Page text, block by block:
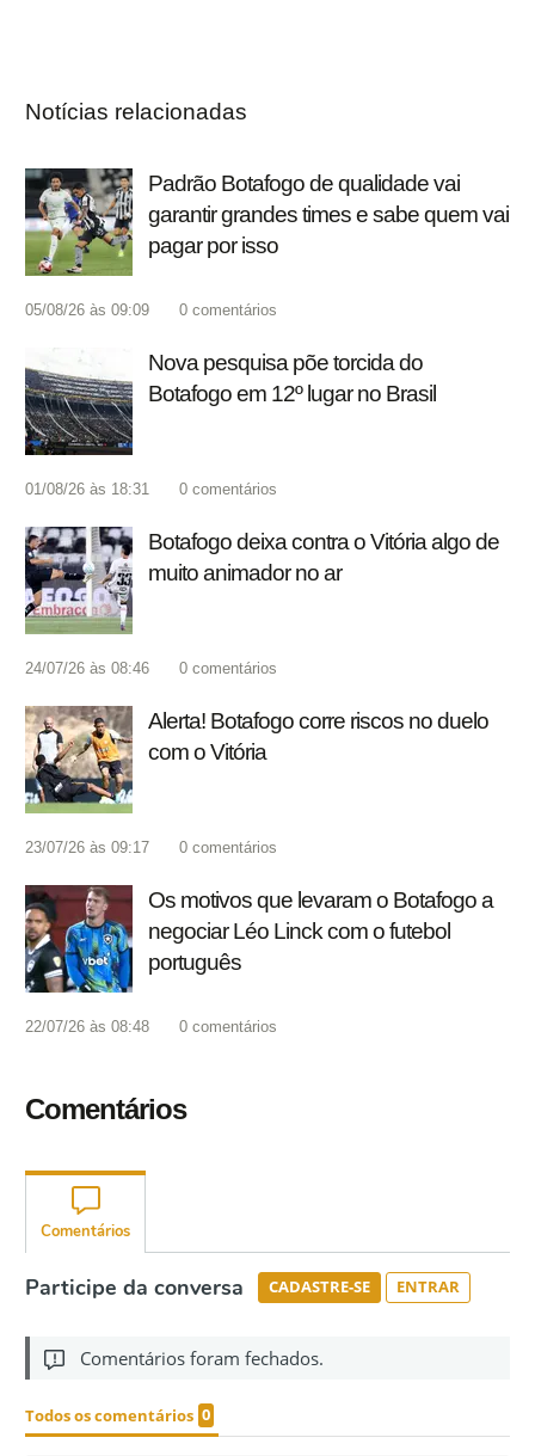
Notícias relacionadas
Padrão Botafogo de qualidade vai
garantir grandes times e sabe quem vai
pagar por isso
05/08/26 às 09:09 0 comentários
Nova pesquisa põe torcida do
Botafogo em 12º lugar no Brasil
01/08/26 às 18:31 0 comentários
Botafogo deixa contra o Vitória algo de
muito animador no ar
24/07/26 às 08:46 0 comentários
Alerta! Botafogo corre riscos no duelo
com o Vitória
23/07/26 às 09:17 0 comentários
Os motivos que levaram o Botafogo a
negociar Léo Linck com o futebol
português
22/07/26 às 08:48 0 comentários
Comentários